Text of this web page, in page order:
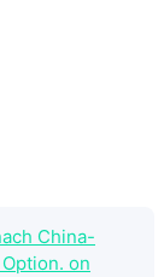
China-
on